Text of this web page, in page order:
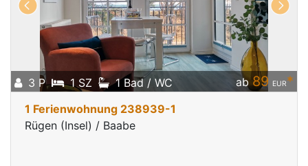
3 P 1 SZ 1 Bad / WC ab89 EUR*
1 Ferienwohnung 238939-1
Rügen (Insel) / Baabe